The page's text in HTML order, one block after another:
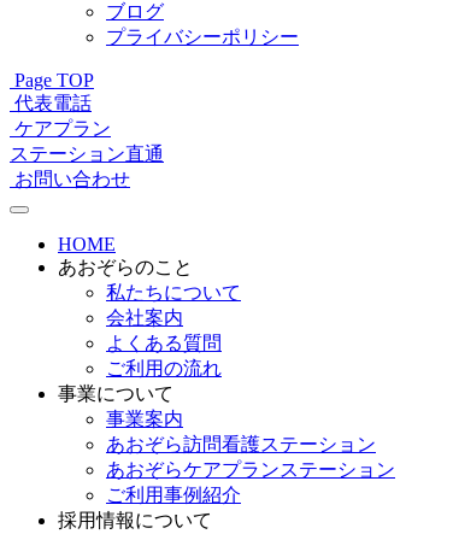
ブログ
プライバシーポリシー
Page TOP
代表電話
ケアプラン
ステーション直通
お問い合わせ
HOME
あおぞらのこと
私たちについて
会社案内
よくある質問
ご利用の流れ
事業について
事業案内
あおぞら訪問看護ステーション
あおぞらケアプランステーション
ご利用事例紹介
採用情報について